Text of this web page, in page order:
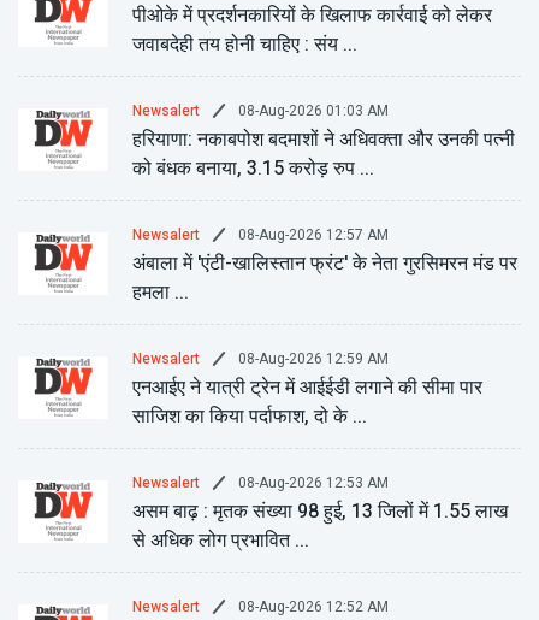
पीओके में प्रदर्शनकारियों के खिलाफ कार्रवाई को लेकर
जवाबदेही तय होनी चाहिए : संय ...
Newsalert 08-Aug-2026 01:03 AM
हरियाणा: नकाबपोश बदमाशों ने अधिवक्ता और उनकी पत्नी
को बंधक बनाया, 3.15 करोड़ रुप ...
Newsalert 08-Aug-2026 12:57 AM
अंबाला में 'एंटी-खालिस्तान फ्रंट' के नेता गुरसिमरन मंड पर
हमला ...
Newsalert 08-Aug-2026 12:59 AM
एनआईए ने यात्री ट्रेन में आईईडी लगाने की सीमा पार
साजिश का किया पर्दाफाश, दो के ...
Newsalert 08-Aug-2026 12:53 AM
असम बाढ़ : मृतक संख्या 98 हुई, 13 जिलों में 1.55 लाख
से अधिक लोग प्रभावित ...
Newsalert 08-Aug-2026 12:52 AM